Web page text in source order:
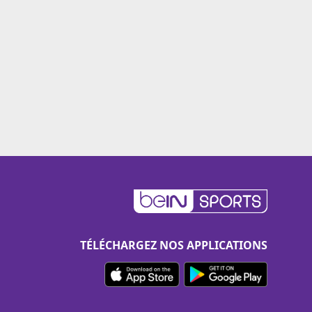
TÉLÉCHARGEZ NOS APPLICATIONS